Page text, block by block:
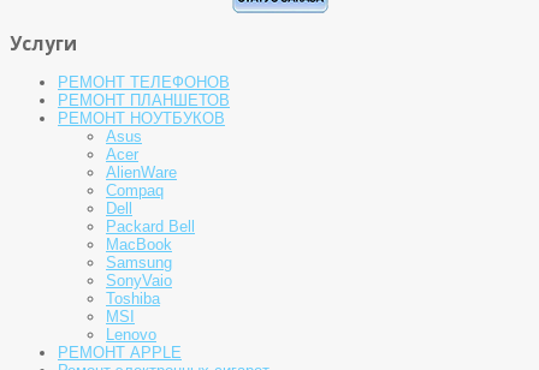
Услуги
РЕМОНТ ТЕЛЕФОНОВ
РЕМОНТ ПЛАНШЕТОВ
РЕМОНТ НОУТБУКОВ
Asus
Acer
AlienWare
Compaq
Dell
Packard Bell
MacBook
Samsung
SonyVaio
Toshiba
MSI
Lenovo
РЕМОНТ APPLE